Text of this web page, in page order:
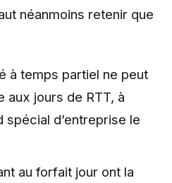
néanmoins retenir que
à temps partiel ne peut
aux jours de RTT, à
spécial d’entreprise le
au forfait jour ont la